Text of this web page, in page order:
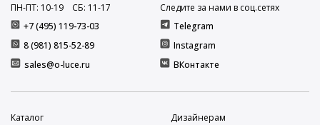
+7 (495) 119-73-03
8 (981) 815-52-89
ПН-ПТ: 10-19 СБ: 11-17
sales@o-luce.ru
Следите за нами в соц.сетях
Telegram
Instagram
ВКонтакте
Каталог
Дизайнерам